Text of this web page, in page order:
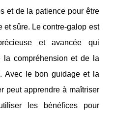
et de la patience pour être
et sûre. Le contre-galop est
et avancée qui
la compréhension et de la
Avec le bon guidage et la
peut apprendre à maîtriser
les bénéfices pour